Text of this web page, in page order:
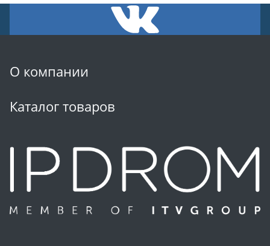
О компании
Каталог товаров